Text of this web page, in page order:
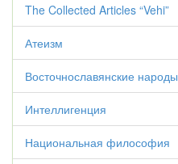
The Collected Articles “Vehi”
Атеизм
Восточнославянские народы
Интеллигенция
Национальная философия